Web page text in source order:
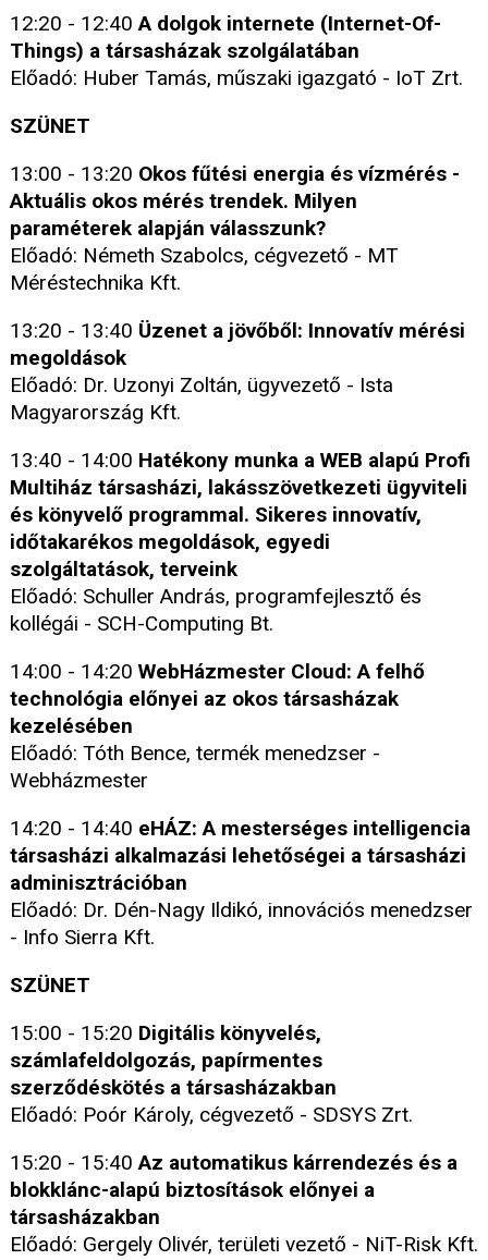
12:20 - 12:40A dolgok internete (Internet-Of-
Things) a társasházak szolgálatában
Előadó: Huber Tamás, műszaki igazgató - IoT Zrt.
SZÜNET
13:00 - 13:20 Okos fűtési energia és vízmérés -
Aktuális okos mérés trendek. Milyen
paraméterek alapján válasszunk?
Előadó: Németh Szabolcs, cégvezető - MT
Méréstechnika Kft.
13:20 - 13:40 Üzenet a jövőből: Innovatív mérési
megoldások
Előadó: Dr. Uzonyi Zoltán, ügyvezető - Ista
Magyarország Kft.
13:40 - 14:00 Hatékony munka a WEB alapú Profi
Multiház társasházi, lakásszövetkezeti ügyviteli
és könyvelő programmal. Sikeres innovatív,
időtakarékos megoldások, egyedi
szolgáltatások, terveink
Előadó: Schuller András, programfejlesztő és
kollégái - SCH-Computing Bt.
14:00 - 14:20 WebHázmester Cloud: A felhő
technológia előnyei az okos társasházak
kezelésében
Előadó: Tóth Bence, termék menedzser -
Webházmester
14:20 - 14:40 eHÁZ: A mesterséges intelligencia
társasházi alkalmazási lehetőségei a társasházi
adminisztrációban
Előadó: Dr. Dén-Nagy Ildikó, innovációs menedzser
- Info Sierra Kft.
SZÜNET
15:00 - 15:20 Digitális könyvelés,
számlafeldolgozás, papírmentes
szerződéskötés a társasházakban
Előadó: Poór Károly, cégvezető - SDSYS Zrt.
15:20 - 15:40Az automatikus kárrendezés és a
blokklánc-alapú biztosítások előnyei a
társasházakban
Előadó: Gergely Olivér, területi vezető - NiT-Risk Kft.